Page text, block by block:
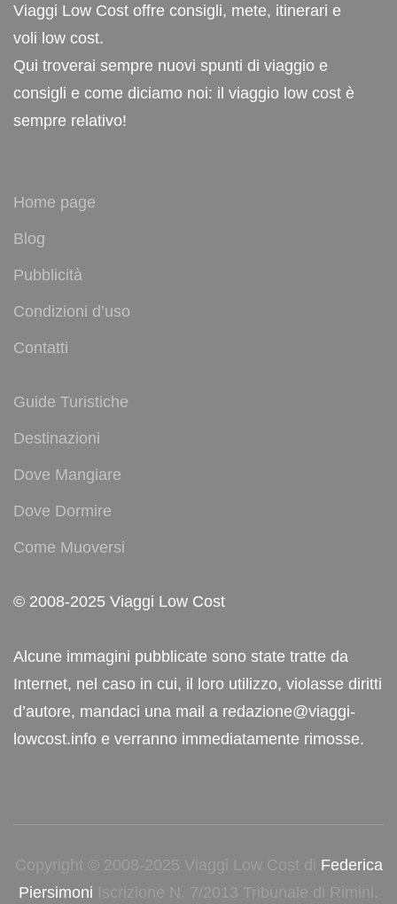
Viaggi Low Cost offre consigli, mete, itinerari e
voli low cost.
Qui troverai sempre nuovi spunti di viaggio e
consigli e come diciamo noi: il viaggio low cost è
sempre relativo!
Home page
Blog
Pubblicità
Condizioni d’uso
Contatti
Guide Turistiche
Destinazioni
Dove Mangiare
Dove Dormire
Come Muoversi
© 2008-2025 Viaggi Low Cost
Alcune immagini pubblicate sono state tratte da
Internet, nel caso in cui, il loro utilizzo, violasse diritti
d’autore, mandaci una mail a redazione@viaggi-
lowcost.info e verranno immediatamente rimosse.
Copyright © 2008-2025 Viaggi Low Cost di Federica
Piersimoni Iscrizione N. 7/2013 Tribunale di Rimini.